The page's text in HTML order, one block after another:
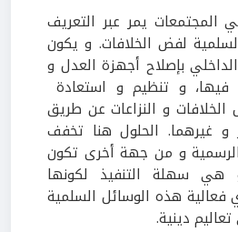
المجتمعات يمر عبر التعريف
لفض الخلافات. و يكون
بإصلاح أجهزة العدل و
فيها، و تنظيم و استعادة
الخلافات و النزاعات عن طريق
و غيرهما. الحلول هنا تخفف
و من جهة أخرى تكون
هي سهلة التنفيذ لكونها
فعالية هذه الوسائل السلمية
دينية.